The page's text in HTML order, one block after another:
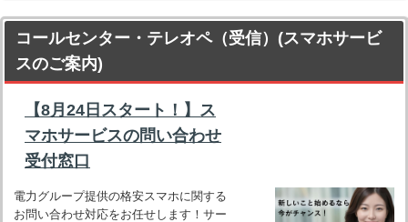
コールセンター・テレオペ（受信）(スマホサービ
スのご案内)
【8月24日スタート！】ス
マホサービスの問い合わせ
受付窓口
電力グループ提供の格安スマホに関する
お問い合わせ対応をお任せします！サー